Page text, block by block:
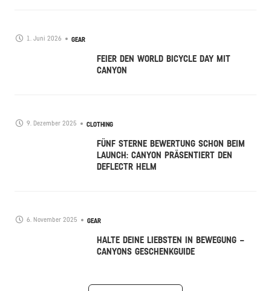
1. Juni 2026 GEAR
FEIER DEN WORLD BICYCLE DAY MIT
CANYON
9. Dezember 2025 CLOTHING
FÜNF STERNE BEWERTUNG SCHON BEIM
LAUNCH: CANYON PRÄSENTIERT DEN
DEFLECTR HELM
6. November 2025 GEAR
HALTE DEINE LIEBSTEN IN BEWEGUNG –
CANYONS GESCHENKGUIDE